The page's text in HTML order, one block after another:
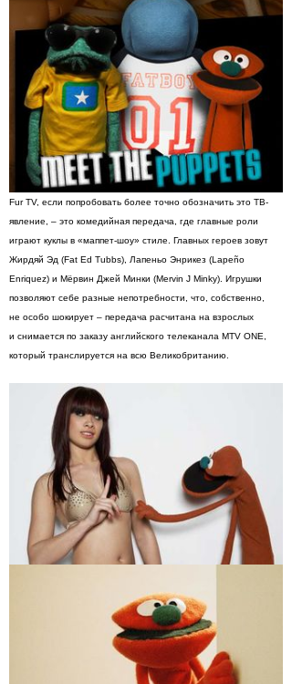
Fur TV, если попробовать более точно обозначить это ТВ-
явление, – это комедийная передача, где главные роли
играют куклы в «маппет-шоу» стиле. Главных героев зовут
Жирдяй Эд (Fat Ed Tubbs), Лапеньо Энрикез (Lapeño
Enriquez) и Мёрвин Джей Минки (Mervin J Minky). Игрушки
позволяют себе разные непотребности, что, собственно,
не особо шокирует – передача расчитана на взрослых
и снимается по заказу английского телеканала MTV ONE,
который транслируется на всю Великобританию.